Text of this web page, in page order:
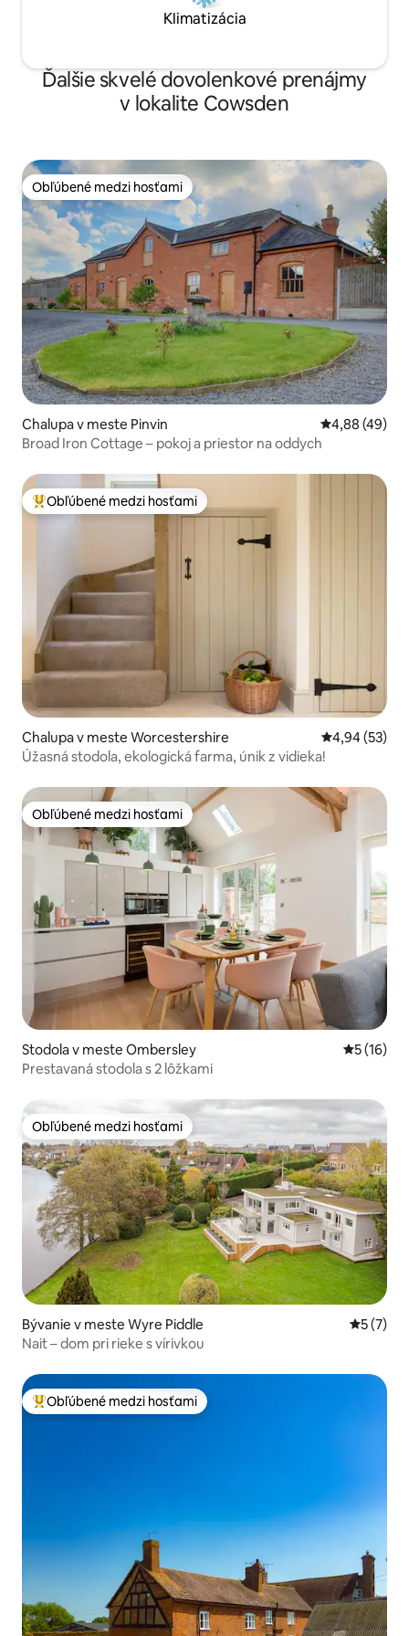
Klimatizácia
Ďalšie skvelé dovolenkové prenájmy
v lokalite Cowsden
Obľúbené medzi hosťami
Obľúbené medzi hosťami
Chalupa v meste Pinvin Priemerné
4,88 (49)
Broad Iron Cottage – pokoj a priestor na oddych
Najobľúbenejšie medzi hosťami
Obľúbené medzi hosťami
Chalupa v meste Worcestershire Priemerné
4,94 (53)
Úžasná stodola, ekologická farma, únik z vidieka!
Obľúbené medzi hosťami
Obľúbené medzi hosťami
Stodola v meste Ombersley
5 (16)
Prestavaná stodola s 2 lôžkami
Obľúbené medzi hosťami
Obľúbené medzi hosťami
Bývanie v meste Wyre Piddle
5 (7)
Nait – dom pri rieke s vírivkou
Najobľúbenejšie medzi hosťami
Obľúbené medzi hosťami